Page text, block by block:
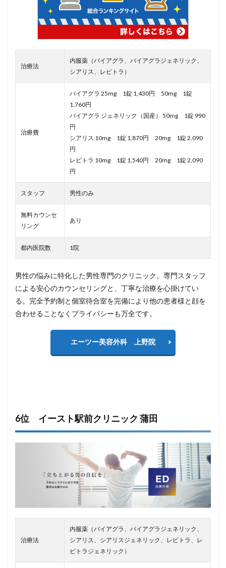
治療法
内服薬（バイアグラ、バイアグラジェネリック、
シアリス、レビトラ）
治療費
バイアグラ 25mg 1錠 1,430円 50mg 1錠
1,760円
バイアグラ ジェネリック（国産） 50mg 1錠 990
円
シアリス 10mg 1錠 1,870円 20mg 1錠 2,090
円
レビトラ 10mg 1錠 1,540円 20mg 1錠 2,090
円
スタッフ 男性のみ
無料カウンセ
リング
あり
都内医院数 1院
男性の悩みに特化した男性専門のクリニック。専門スタッフ
による安心のカウンセリングと、丁寧な治療を心掛けてい
る。完全予約制と個室待合室を完備により他の患者様と顔を
合わせることなくプライバシーも万全です。
エーツー美容外科 上野院
6位 イースト駅前クリニック 蒲田
治療法
内服薬（バイアグラ、バイアグラジェネリック、
シアリス、シアリスジェネリック、レビトラ、レ
ビトラジェネリック）